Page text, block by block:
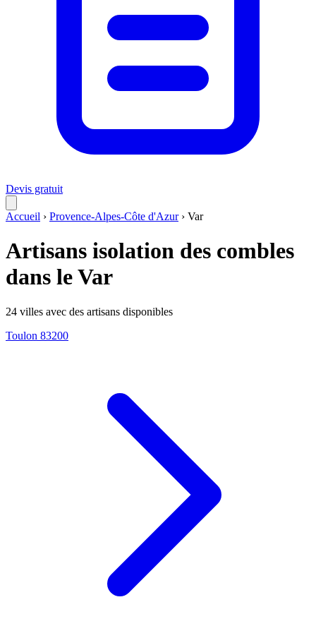
Devis gratuit
Accueil › Provence-Alpes-Côte d'Azur › Var
Artisans isolation des combles
dans le Var
24 villes avec des artisans disponibles
Toulon 83200